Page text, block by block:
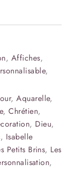
, Affiches,
,
,Aquarelle,
,Chrétien,
, Dieu,
, Isabelle
Petits Brins, Les
,